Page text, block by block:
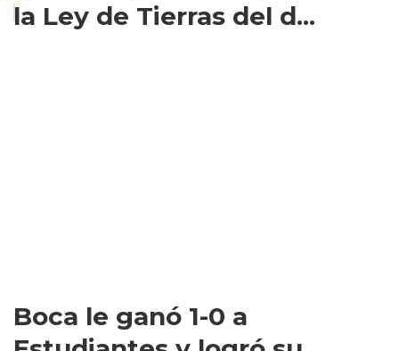
la Ley de Tierras del d...
Boca le ganó 1-0 a